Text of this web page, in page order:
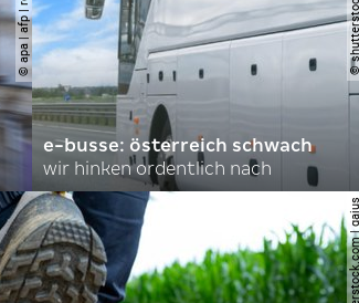
e-busse: österreich schwach
wir hinken ordentlich nach
©